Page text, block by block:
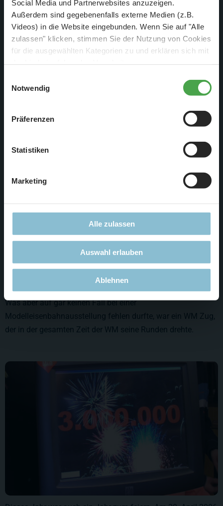
Social Media und Partnerwebsites anzuzeigen.
Außerdem sind gegebenenfalls externe Medien (z.B.
Videos) in die Website eingebunden. Wenn Sie auf "Alle
zulassen" klicken, stimmen Sie der Nutzung von Cookies
für die ausgewählten Kategorien zu und erklären sich mit
diese Einstellungen jederzeit über die Schaltfläche
zustimmen, beschränken wir uns auf die technisch
notwendigen Cookies. Weitere Informationen finden Sie in
Notwendig
Präferenzen
Statistiken
Marketing
Alle zulassen
Auswahl erlauben
Ablehnen
Zusätzlich gab es bei uns ein 1:87 Fanfest, bei dem live die
Fußballspiele der WM gezeigt wurden.
Was aber auf gar keinen Fall bei einer
Modelleisenbahnausstellung fehlen durfte, war ein WM Zug,
der in der gesamten Zeit der WM seine Runden drehte.